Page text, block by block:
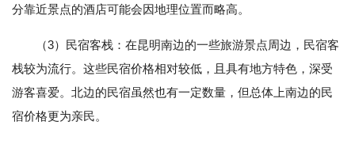
分靠近景点的酒店可能会因地理位置而略高。
（3）民宿客栈：在昆明南边的一些旅游景点周边，民宿客
栈较为流行。这些民宿价格相对较低，且具有地方特色，深受
游客喜爱。北边的民宿虽然也有一定数量，但总体上南边的民
宿价格更为亲民。